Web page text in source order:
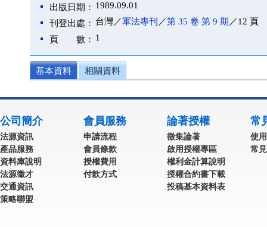
出版日期： 1989.09.01
刊登出處： 台灣／軍法專刊 ／第 35 卷 第 9 期 ／12 頁
頁 數： 1
基本資料 相關資料
公司簡介
法源資訊
產品服務
資料庫說明
法源徵才
交通資訊
策略聯盟
會員服務
申請流程
會員條款
授權費用
付款方式
論著授權
徵集論著
啟用授權專區
權利金計算說明
授權合約書下載
投稿基本資料表
常
使
常